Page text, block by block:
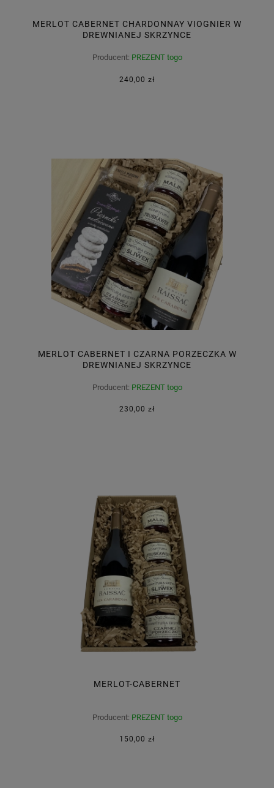
MERLOT CABERNET CHARDONNAY VIOGNIER W
DREWNIANEJ SKRZYNCE
Producent: PREZENT togo
240,00 zł
MERLOT CABERNET I CZARNA PORZECZKA W
DREWNIANEJ SKRZYNCE
Producent: PREZENT togo
230,00 zł
MERLOT-CABERNET
Producent: PREZENT togo
150,00 zł